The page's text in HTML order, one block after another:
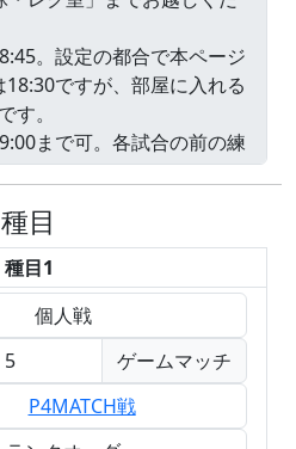
種目
種目1
個人戦
5
ゲームマッチ
P4MATCH戦